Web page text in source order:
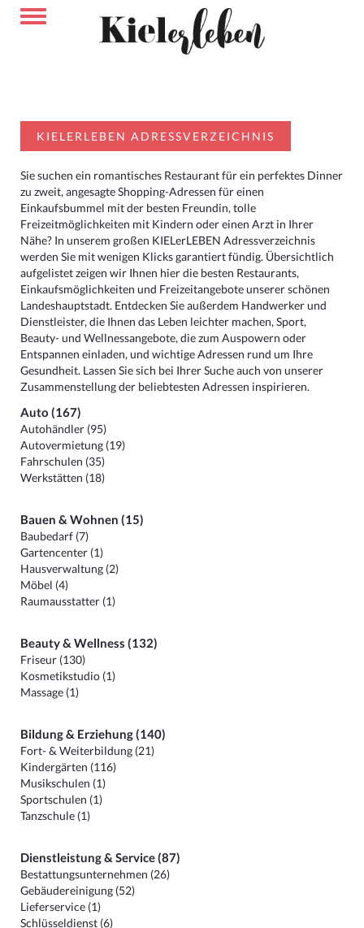
KIELERLEBEN ADRESSVERZEICHNIS
Sie suchen ein romantisches Restaurant für ein perfektes Dinner
zu zweit, angesagte Shopping-Adressen für einen
Einkaufsbummel mit der besten Freundin, tolle
Freizeitmöglichkeiten mit Kindern oder einen Arzt in Ihrer
Nähe? In unserem großen KIELerLEBEN Adressverzeichnis
werden Sie mit wenigen Klicks garantiert fündig. Übersichtlich
aufgelistet zeigen wir Ihnen hier die besten Restaurants,
Einkaufsmöglichkeiten und Freizeitangebote unserer schönen
Landeshauptstadt. Entdecken Sie außerdem Handwerker und
Dienstleister, die Ihnen das Leben leichter machen, Sport,
Beauty- und Wellnessangebote, die zum Auspowern oder
Entspannen einladen, und wichtige Adressen rund um Ihre
Gesundheit. Lassen Sie sich bei Ihrer Suche auch von unserer
Zusammenstellung der beliebtesten Adressen inspirieren.
Auto (167)
Autohändler (95)
Autovermietung (19)
Fahrschulen (35)
Werkstätten (18)
Bauen & Wohnen (15)
Baubedarf (7)
Gartencenter (1)
Hausverwaltung (2)
Möbel (4)
Raumausstatter (1)
Beauty & Wellness (132)
Friseur (130)
Kosmetikstudio (1)
Massage (1)
Bildung & Erziehung (140)
Fort- & Weiterbildung (21)
Kindergärten (116)
Musikschulen (1)
Sportschulen (1)
Tanzschule (1)
Dienstleistung & Service (87)
Bestattungsunternehmen (26)
Gebäudereinigung (52)
Lieferservice (1)
Schlüsseldienst (6)